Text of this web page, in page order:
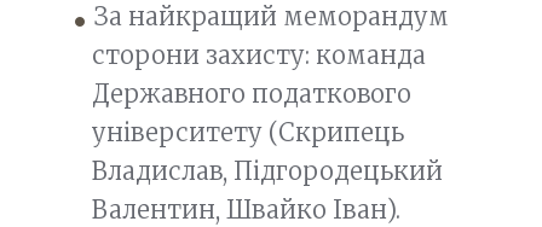
За найкращий меморандум
сторони захисту: команда
Державного податкового
університету (Скрипець
Владислав, Підгородецький
Валентин, Швайко Іван).